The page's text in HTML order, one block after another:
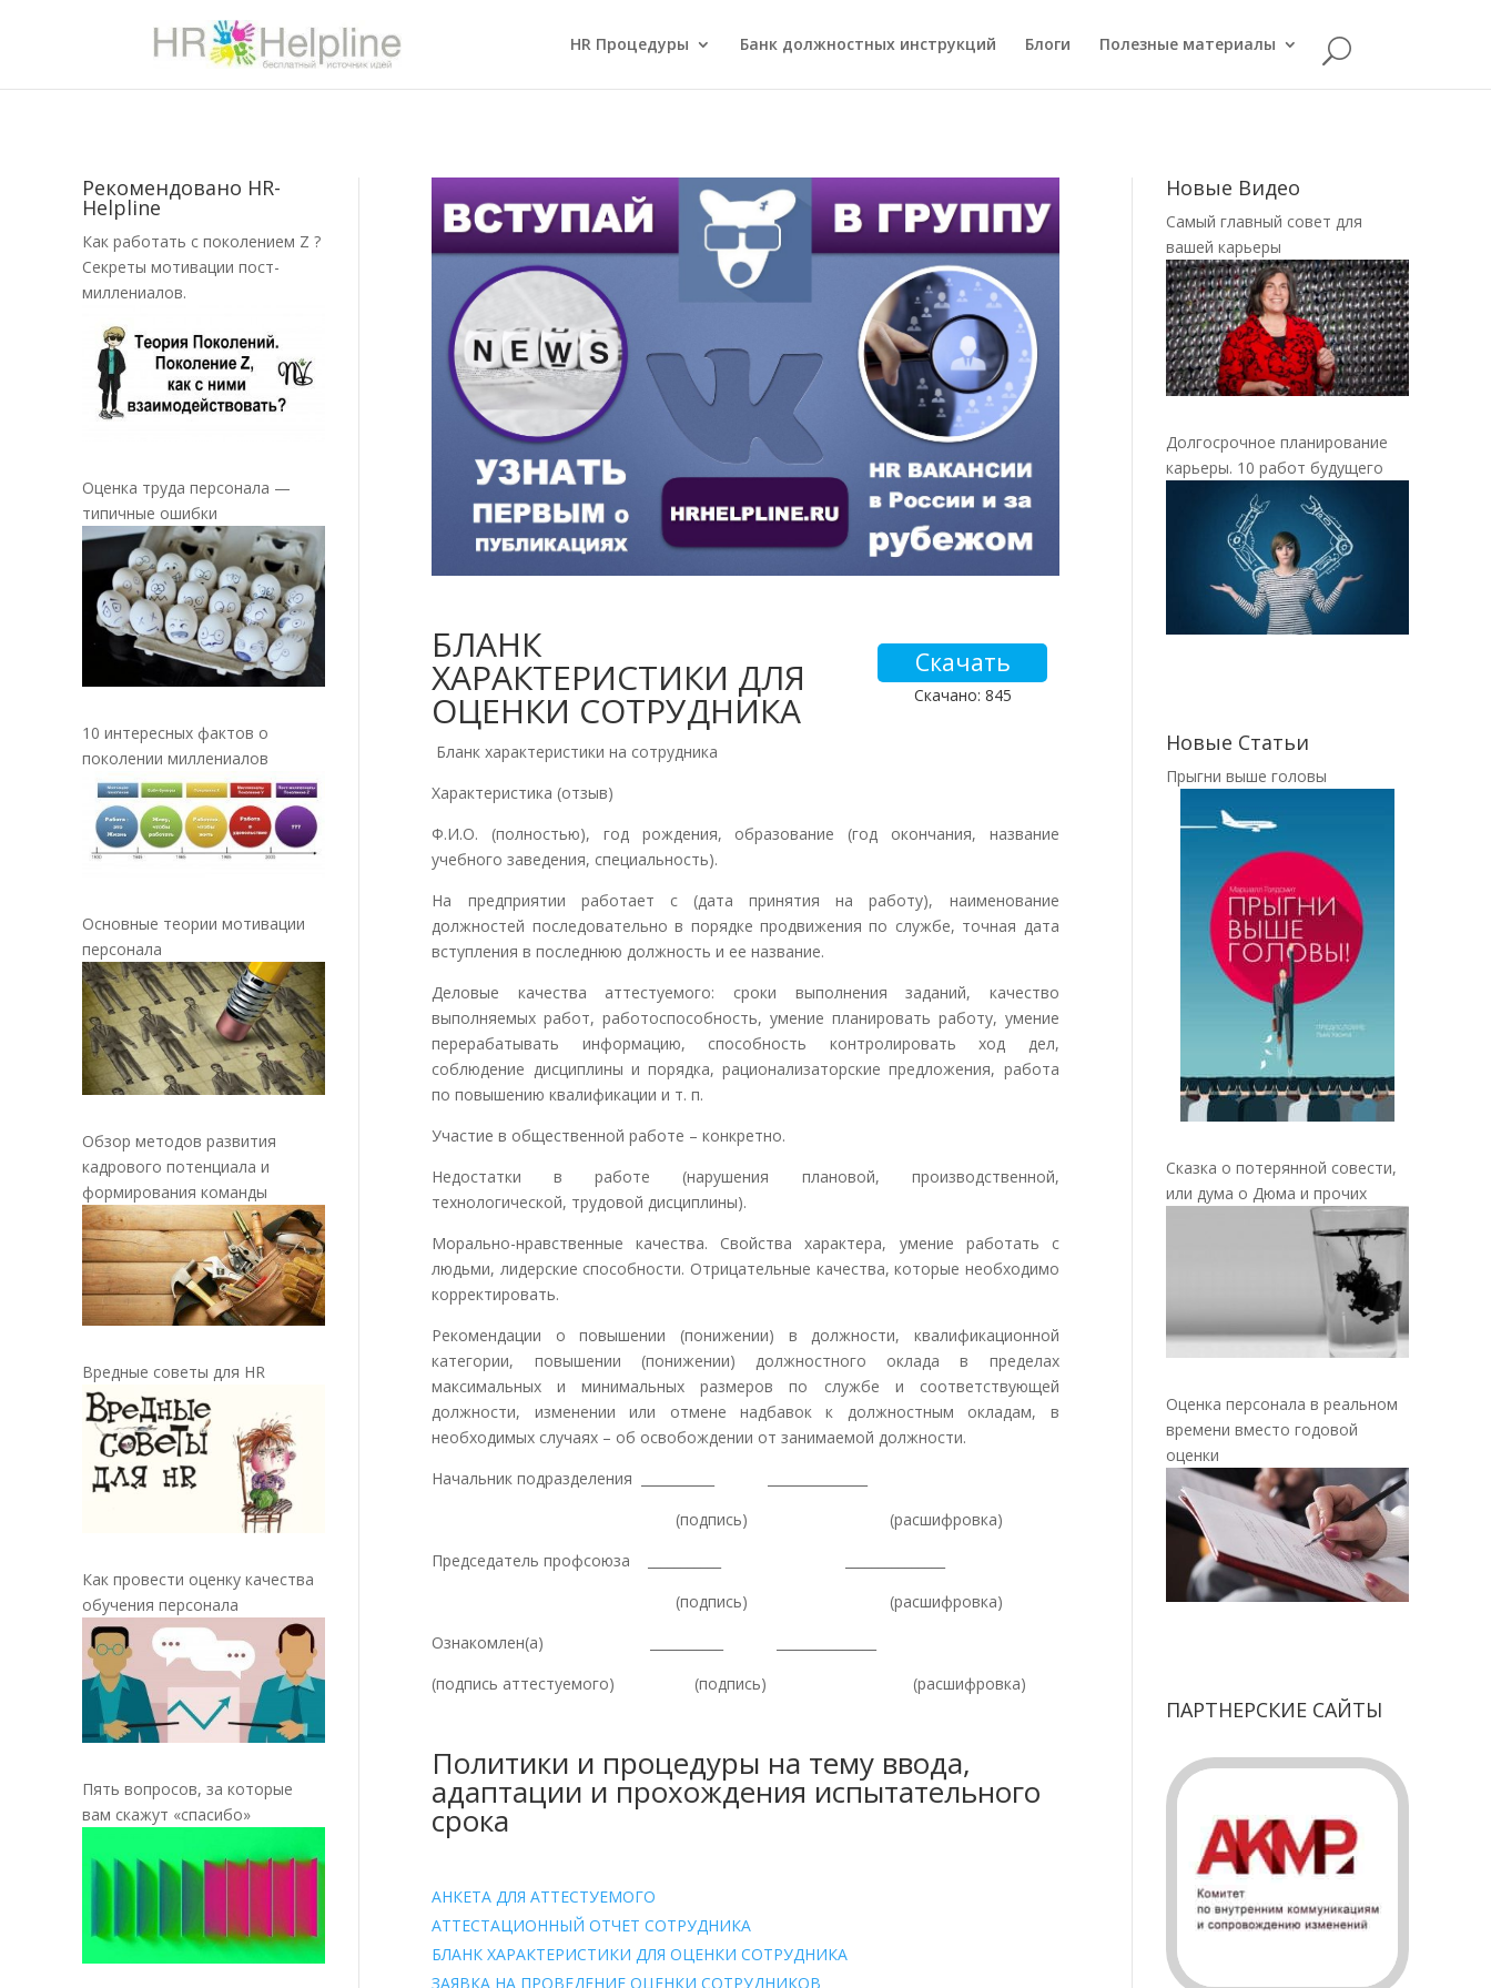
HR Процедуры Банк должностных инструкций Блоги Полезные материалы
Рекомендовано HR-
Helpline
Как работать с поколением Z ?
Секреты мотивации пост-
миллениалов.
Оценка труда персонала —
типичные ошибки
10 интересных фактов о
поколении миллениалов
Основные теории мотивации
персонала
Обзор методов развития
кадрового потенциала и
формирования команды
Вредные советы для HR
Как провести оценку качества
обучения персонала
Пять вопросов, за которые
вам скажут «спасибо»
БЛАНК
ХАРАКТЕРИСТИКИ ДЛЯ
ОЦЕНКИ СОТРУДНИКА
Скачать
Скачано: 845
Бланк характеристики на сотрудника
Характеристика (отзыв)
Ф.И.О. (полностью), год рождения, образование (год окончания, название
учебного заведения, специальность).
На предприятии работает с (дата принятия на работу), на­именование
должностей последовательно в порядке продвижения по службе, точная дата
вступления в последнюю должность и ее название.
Деловые качества аттестуемого: сроки выполнения заданий, качество
выполняемых работ, работоспособность, умение планировать работу, умение
перерабатывать информацию, способность контролировать ход дел,
соблюдение дисциплины и порядка, рационализаторские предложения, работа
по повышению квалификации и т. п.
Участие в общественной работе – конкретно.
Недостатки в работе (нарушения плановой, производственной,
технологической, трудовой дисциплины).
Морально-нравственные качества. Свойства характера, умение работать с
людьми, лидерские способности. Отрицательные качества, которые необходимо
корректировать.
Рекомендации о повышении (понижении) в должности, квалификационной
категории, повышении (понижении) должностного оклада в пределах
максимальных и минимальных размеров по службе и соответствующей
должности, изменении или отмене надбавок к должностным окладам, в
необходимых случаях – об освобождении от занимаемой должности.
Начальник подразделения ___________ _______________
(подпись) (расшифровка)
Председатель профсоюза ___________ _______________
(подпись) (расшифровка)
Ознакомлен(а) ___________ _______________
(подпись аттестуемого) (подпись) (расшифровка)
Политики и процедуры на тему ввода,
адаптации и прохождения испытательного
срока
АНКЕТА ДЛЯ АТТЕСТУЕМОГО
АТТЕСТАЦИОННЫЙ ОТЧЕТ СОТРУДНИКА
БЛАНК ХАРАКТЕРИСТИКИ ДЛЯ ОЦЕНКИ СОТРУДНИКА
ЗАЯВКА НА ПРОВЕДЕНИЕ ОЦЕНКИ СОТРУДНИКОВ
Новые Видео
Самый главный совет для
вашей карьеры
Долгосрочное планирование
карьеры. 10 работ будущего
Новые Статьи
Прыгни выше головы
Сказка о потерянной совести,
или дума о Дюма и прочих
Оценка персонала в реальном
времени вместо годовой
оценки
ПАРТНЕРСКИЕ САЙТЫ